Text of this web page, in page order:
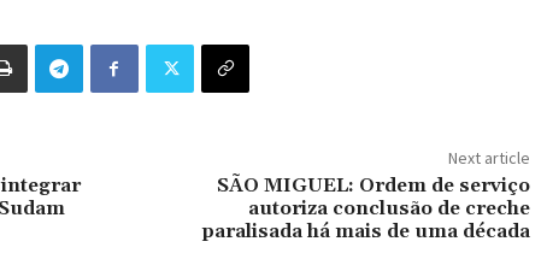
integrar
Next article
SÃO MIGUEL: Ordem de serviço
autoriza conclusão de creche
paralisada há mais de uma década